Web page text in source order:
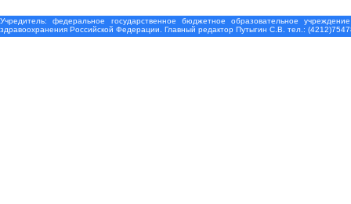
Учредитель: федеральное государственное бюджетное образовательное
здравоохранения Российской Федерации. Главный редактор Путыгин С.В. тел.: